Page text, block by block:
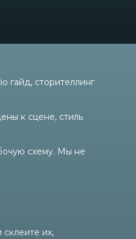
гайд, сторителлинг
к сцене, стиль
схему. Мы не
их,